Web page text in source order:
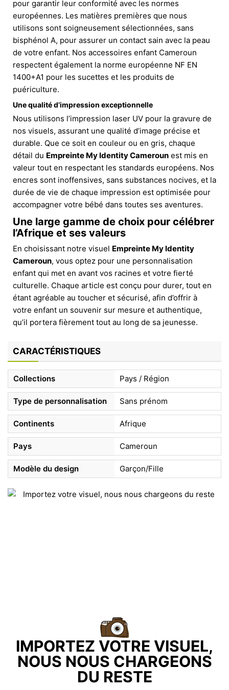
pour garantir leur conformité avec les normes
européennes. Les matières premières que nous
utilisons sont soigneusement sélectionnées, sans
bisphénol A, pour assurer un contact sain avec la peau
de votre enfant. Nos accessoires enfant Cameroun
respectent également la norme européenne NF EN
1400+A1 pour les sucettes et les produits de
puériculture.
Une qualité d’impression exceptionnelle
Nous utilisons l’impression laser UV pour la gravure de
nos visuels, assurant une qualité d’image précise et
durable. Que ce soit en couleur ou en gris, chaque
détail du Empreinte My Identity Cameroun est mis en
valeur tout en respectant les standards européens. Nos
encres sont inoffensives, sans substances nocives, et la
durée de vie de chaque impression est optimisée pour
accompagner votre bébé dans toutes ses aventures.
Une large gamme de choix pour célébrer
l’Afrique et ses valeurs
En choisissant notre visuel Empreinte My Identity
Cameroun, vous optez pour une personnalisation
enfant qui met en avant vos racines et votre fierté
culturelle. Chaque article est conçu pour durer, tout en
étant agréable au toucher et sécurisé, afin d’offrir à
votre enfant un souvenir sur mesure et authentique,
qu’il portera fièrement tout au long de sa jeunesse.
CARACTÉRISTIQUES
Collections Pays / Région
Type de personnalisation Sans prénom
Continents Afrique
Pays Cameroun
Modèle du design Garçon/Fille
IMPORTEZ VOTRE VISUEL,
NOUS NOUS CHARGEONS
DU RESTE